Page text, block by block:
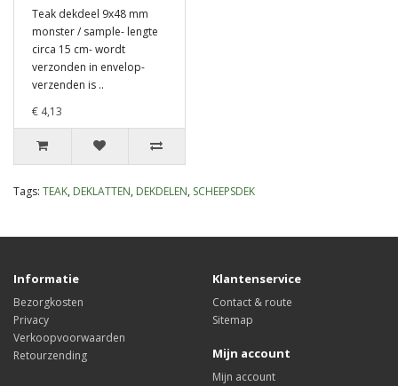
Teak dekdeel 9x48 mm
monster / sample- lengte
circa 15 cm- wordt
verzonden in envelop-
verzenden is ..
€ 4,13
Tags: TEAK, DEKLATTEN, DEKDELEN, SCHEEPSDEK
Informatie
Bezorgkosten
Privacy
Verkoopvoorwaarden
Retourzending
Klantenservice
Contact & route
Sitemap
Mijn account
Mijn account